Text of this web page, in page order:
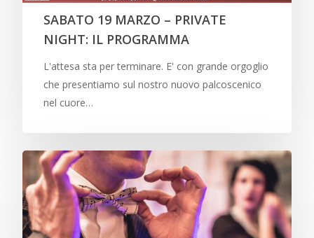
SABATO 19 MARZO – PRIVATE
NIGHT: IL PROGRAMMA
L'attesa sta per terminare. E' con grande orgoglio
che presentiamo sul nostro nuovo palcoscenico
nel cuore…